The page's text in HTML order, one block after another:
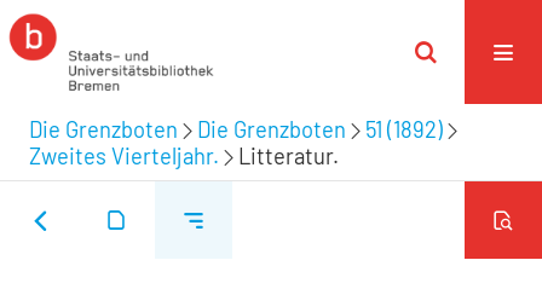
Die Grenzboten Die Grenzboten
51 (1892)
Zweites Vierteljahr.
Litteratur.